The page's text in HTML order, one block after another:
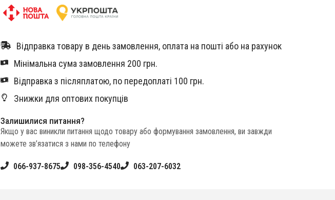
Відправка товару в день замовлення, оплата на пошті або на рахунок
Мінімальна сума замовлення 200 грн.
Відправка з післяплатою, по передоплаті 100 грн.
Знижки для оптових покупців
Залишилися питання?
Якщо у вас виникли питання щодо товару або формування замовлення, ви завжди
можете зв’язатися з нами по телефону
066-937-8675 098-356-4540 063-207-6032